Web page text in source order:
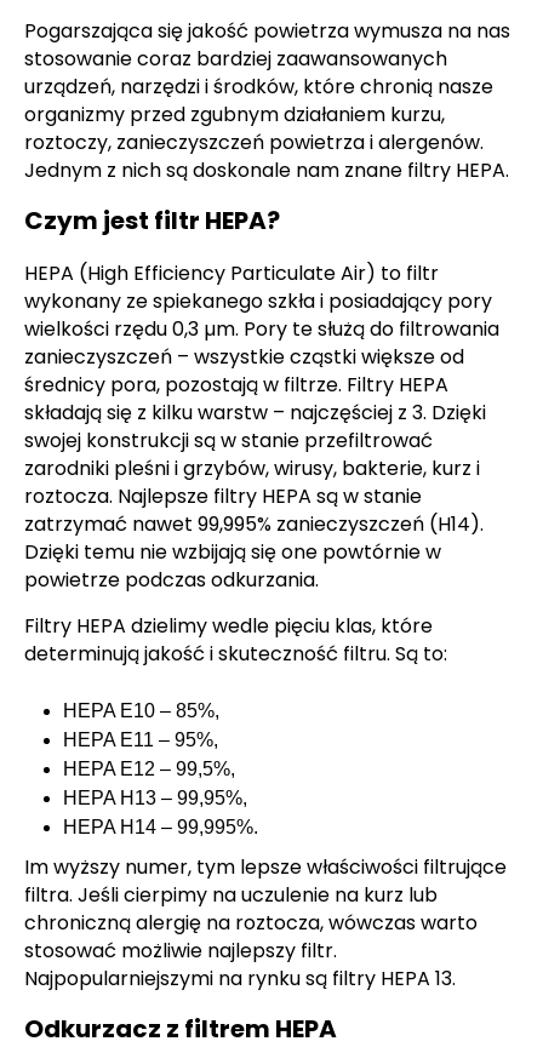
Pogarszająca się jakość powietrza wymusza na nas
stosowanie coraz bardziej zaawansowanych
urządzeń, narzędzi i środków, które chronią nasze
organizmy przed zgubnym działaniem kurzu,
roztoczy, zanieczyszczeń powietrza i alergenów.
Jednym z nich są doskonale nam znane filtry HEPA.
Czym jest filtr HEPA?
HEPA (High Efficiency Particulate Air) to filtr
wykonany ze spiekanego szkła i posiadający pory
wielkości rzędu 0,3 µm. Pory te służą do filtrowania
zanieczyszczeń – wszystkie cząstki większe od
średnicy pora, pozostają w filtrze. Filtry HEPA
składają się z kilku warstw – najczęściej z 3. Dzięki
swojej konstrukcji są w stanie przefiltrować
zarodniki pleśni i grzybów, wirusy, bakterie, kurz i
roztocza. Najlepsze filtry HEPA są w stanie
zatrzymać nawet 99,995% zanieczyszczeń (H14).
Dzięki temu nie wzbijają się one powtórnie w
powietrze podczas odkurzania.
Filtry HEPA dzielimy wedle pięciu klas, które
determinują jakość i skuteczność filtru. Są to:
HEPA E10 – 85%,
HEPA E11 – 95%,
HEPA E12 – 99,5%,
HEPA H13 – 99,95%,
HEPA H14 – 99,995%.
Im wyższy numer, tym lepsze właściwości filtrujące
filtra. Jeśli cierpimy na uczulenie na kurz lub
chroniczną alergię na roztocza, wówczas warto
stosować możliwie najlepszy filtr.
Najpopularniejszymi na rynku są filtry HEPA 13.
Odkurzacz z filtrem HEPA